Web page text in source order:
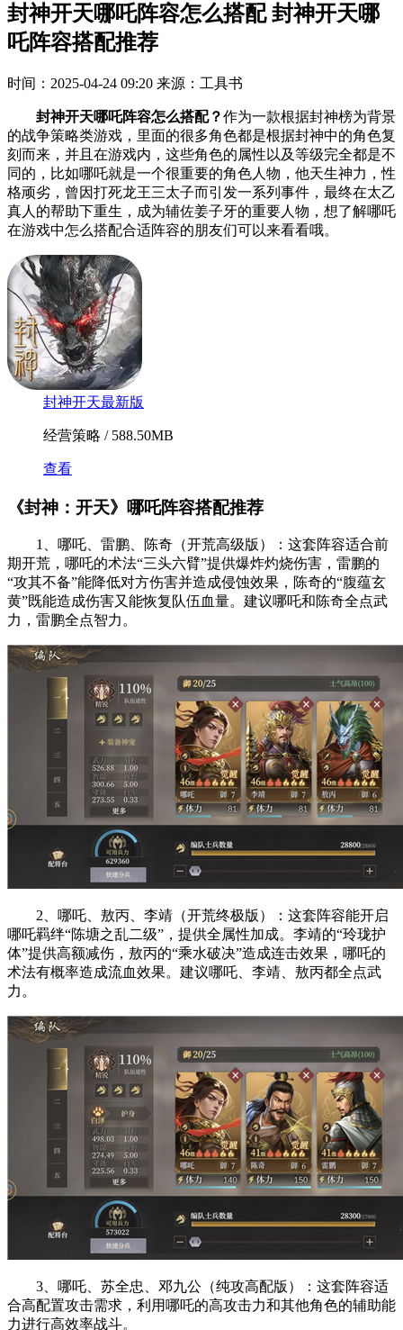
封神开天哪吒阵容怎么搭配 封神开天哪
吒阵容搭配推荐
时间：2025-04-24 09:20 来源：工具书
封神开天哪吒阵容怎么搭配？作为一款根据封神榜为背景
的战争策略类游戏，里面的很多角色都是根据封神中的角色复
刻而来，并且在游戏内，这些角色的属性以及等级完全都是不
同的，比如哪吒就是一个很重要的角色人物，他天生神力，性
格顽劣，曾因打死龙王三太子而引发一系列事件，最终在太乙
真人的帮助下重生，成为辅佐姜子牙的重要人物‌，想了解哪吒
在游戏中怎么搭配合适阵容的朋友们可以来看看哦。
封神开天最新版
经营策略 / 588.50MB
查看
《封神：开天》哪吒阵容搭配推荐
‌1、哪吒、雷鹏、陈奇（开荒高级版）‌：这套阵容适合前
期开荒，哪吒的术法“三头六臂”提供爆炸灼烧伤害，雷鹏的
“攻其不备”能降低对方伤害并造成侵蚀效果，陈奇的“腹蕴玄
黄”既能造成伤害又能恢复队伍血量。建议哪吒和陈奇全点武
力，雷鹏全点智力‌。
‌2、哪吒、敖丙、李靖（开荒终极版）‌：这套阵容能开启
哪吒羁绊“陈塘之乱二级”，提供全属性加成。李靖的“玲珑护
体”提供高额减伤，敖丙的“乘水破决”造成连击效果，哪吒的
术法有概率造成流血效果。建议哪吒、李靖、敖丙都全点武
力‌。
‌3、哪吒、苏全忠、邓九公（纯攻高配版）‌：这套阵容适
合高配置攻击需求，利用哪吒的高攻击力和其他角色的辅助能
力进行高效率战斗‌。